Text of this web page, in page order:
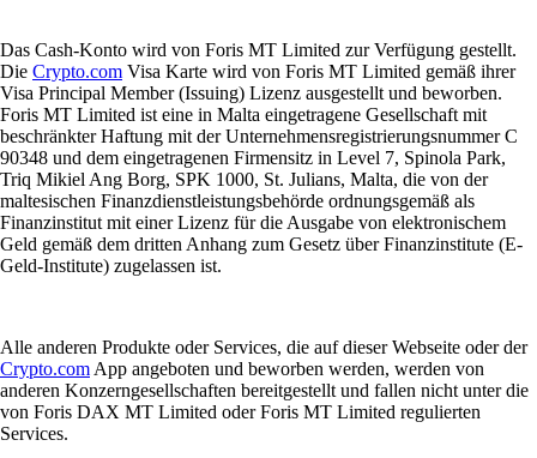
Das Cash-Konto wird von Foris MT Limited zur Verfügung gestellt.
Die Crypto.com Visa Karte wird von Foris MT Limited gemäß ihrer
Visa Principal Member (Issuing) Lizenz ausgestellt und beworben.
Foris MT Limited ist eine in Malta eingetragene Gesellschaft mit
beschränkter Haftung mit der Unternehmensregistrierungsnummer C
90348 und dem eingetragenen Firmensitz in Level 7, Spinola Park,
Triq Mikiel Ang Borg, SPK 1000, St. Julians, Malta, die von der
maltesischen Finanzdienstleistungsbehörde ordnungsgemäß als
Finanzinstitut mit einer Lizenz für die Ausgabe von elektronischem
Geld gemäß dem dritten Anhang zum Gesetz über Finanzinstitute (E-
Geld-Institute) zugelassen ist.
Alle anderen Produkte oder Services, die auf dieser Webseite oder der
Crypto.com App angeboten und beworben werden, werden von
anderen Konzerngesellschaften bereitgestellt und fallen nicht unter die
von Foris DAX MT Limited oder Foris MT Limited regulierten
Services.